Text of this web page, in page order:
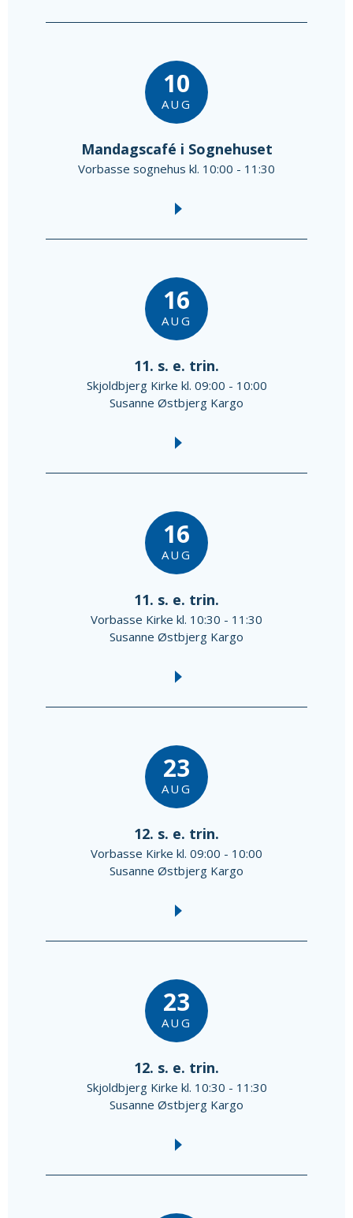
10
AUG
Mandagscafé i Sognehuset
Vorbasse sognehus kl. 10:00 - 11:30
16
AUG
11. s. e. trin.
Skjoldbjerg Kirke kl. 09:00 - 10:00
Susanne Østbjerg Kargo
16
AUG
11. s. e. trin.
Vorbasse Kirke kl. 10:30 - 11:30
Susanne Østbjerg Kargo
23
AUG
12. s. e. trin.
Vorbasse Kirke kl. 09:00 - 10:00
Susanne Østbjerg Kargo
23
AUG
12. s. e. trin.
Skjoldbjerg Kirke kl. 10:30 - 11:30
Susanne Østbjerg Kargo